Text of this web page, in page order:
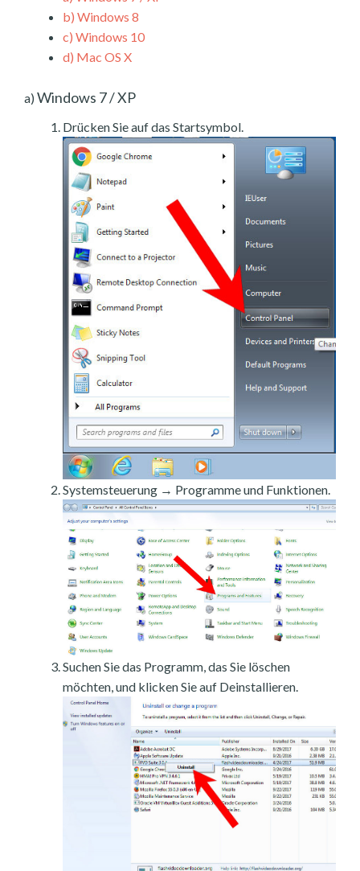
b) Windows 8
c) Windows 10
d) Mac OS X
a) Windows 7 / XP
Drücken Sie auf das Startsymbol.
Systemsteuerung → Programme und Funktionen.
Suchen Sie das Programm, das Sie löschen
möchten, und klicken Sie auf Deinstallieren.